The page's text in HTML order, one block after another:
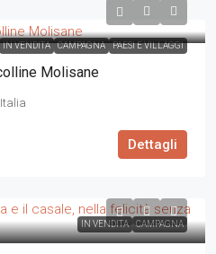
IN VENDITA CAMPAGNA PAESI E VILLAGGI
Molisane
Dettagli
IN VENDITA CAMPAGNA